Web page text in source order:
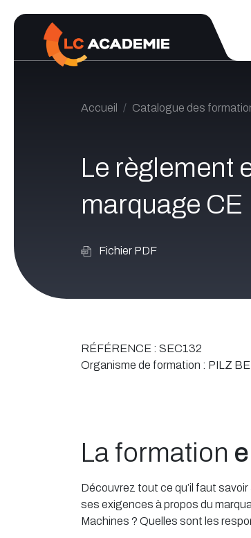
Accueil Catalogue des
Le règlement
marquage CE
Fichier PDF
RÉFÉRENCE : SEC132
Organisme de formation : PILZ
La formation
Découvrez tout ce qu’il faut
ses exigences à propos du
Machines ? Quelles sont les